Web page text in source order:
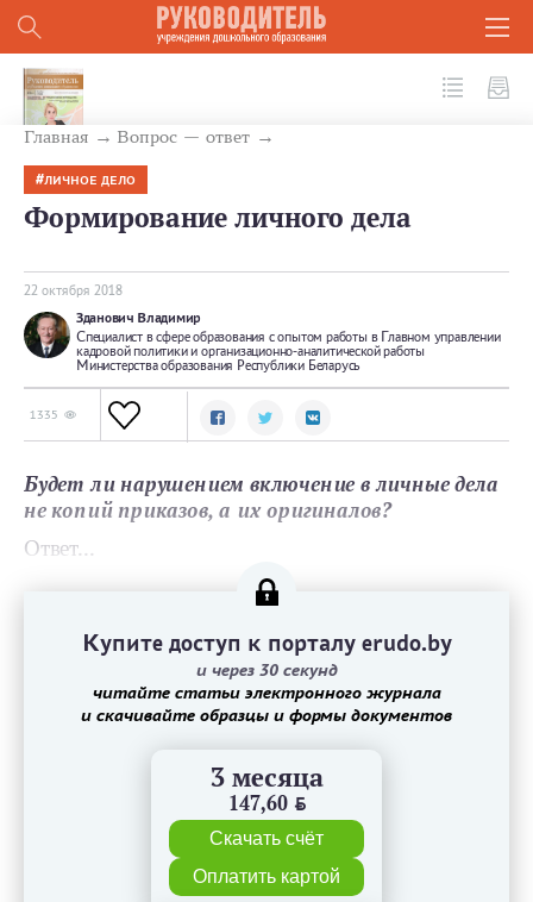
Главная Вопрос — ответ
ЛИЧНОЕ ДЕЛО
Формирование личного дела
22 октября 2018
Зданович Владимир
Специалист в сфере образования с опытом работы в Главном управлении
кадровой политики и организационно-аналитической работы
Министерства образования Республики Беларусь
1335
Будет ли нарушением включение в личные дела
не копий приказов, а их оригиналов?
Ответ...
Купите доступ к порталу erudo.by
и через 30 секунд
читайте статьи электронного журнала
и скачивайте образцы и формы документов
3 месяца
147,60 BYN
Скачать счёт
Оплатить картой